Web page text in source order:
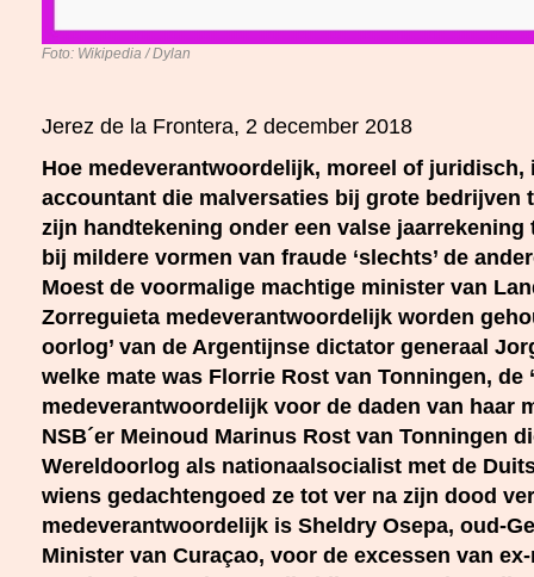
Foto: Wikipedia / Dylan
Jerez de la Frontera, 2 december 2018
Hoe medeverantwoordelijk, moreel of juridisch,
accountant die malversaties bij grote bedrijven
zijn handtekening onder een valse jaarrekening
bij mildere vormen van fraude ‘slechts’ de
Moest de voormalige machtige minister van
Zorreguieta medeverantwoordelijk worden
oorlog’ van de Argentijnse dictator generaal
welke mate was Florrie Rost van Tonningen, de
medeverantwoordelijk voor de daden van haar
NSB´er Meinoud Marinus Rost van Tonningen
Wereldoorlog als nationaalsocialist met de
wiens gedachtengoed ze tot ver na zijn dood
medeverantwoordelijk is Sheldry Osepa, oud-
Minister van Curaçao, voor de excessen van